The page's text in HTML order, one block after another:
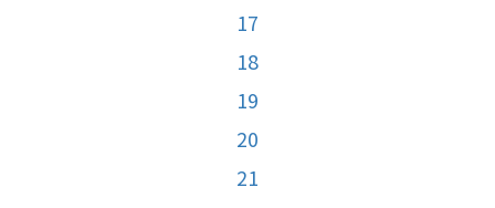
17
18
19
20
21